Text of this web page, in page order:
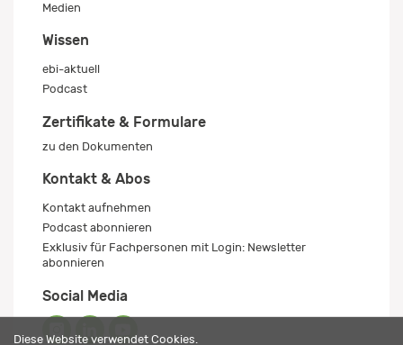
Medien
Wissen
ebi-aktuell
Podcast
Zertifikate & Formulare
zu den Dokumenten
Kontakt & Abos
Kontakt aufnehmen
Podcast abonnieren
Exklusiv für Fachpersonen mit Login: Newsletter
abonnieren
Social Media
Diese Website verwendet Cookies.